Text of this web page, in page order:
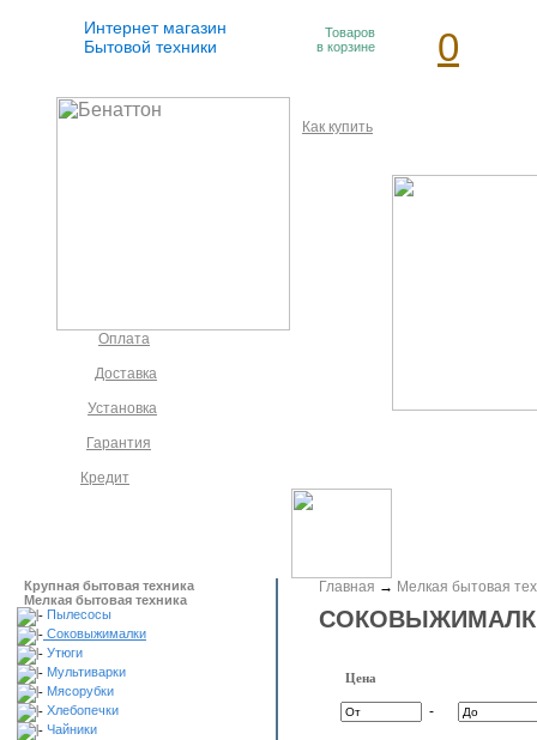
Интернет магазин
Бытовой техники
Товаров
в корзине
0
Как купить
Оплата
Доставка
Установка
Гарантия
Кредит
Крупная бытовая техника
Мелкая бытовая техника
Пылесосы
Соковыжималки
Утюги
Мультиварки
Мясорубки
Хлебопечки
Чайники
Главная → Мелкая бытовая
Цена
-